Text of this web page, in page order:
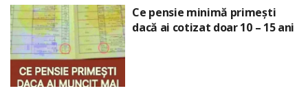
Ce pensie minimă primești
dacă ai cotizat doar 10 – 15 ani